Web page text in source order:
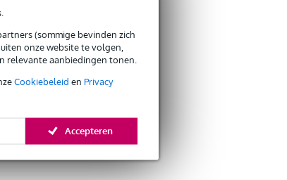
(sommige bevinden zich
onze website te volgen,
relevante aanbiedingen tonen.
Cookiebeleid en Privacy
Accepteren